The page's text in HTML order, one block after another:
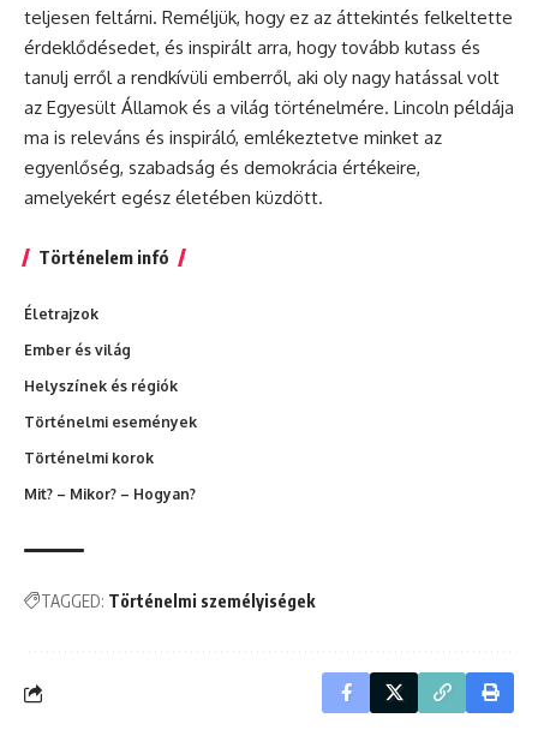
teljesen feltárni. Reméljük, hogy ez az áttekintés felkeltette
érdeklődésedet, és inspirált arra, hogy tovább kutass és
tanulj erről a rendkívüli emberről, aki oly nagy hatással volt
az Egyesült Államok és a világ történelmére. Lincoln példája
ma is releváns és inspiráló, emlékeztetve minket az
egyenlőség, szabadság és demokrácia értékeire,
amelyekért egész életében küzdött.
Történelem infó
Életrajzok
Ember és világ
Helyszínek és régiók
Történelmi események
Történelmi korok
Mit? – Mikor? – Hogyan?
TAGGED: Történelmi személyiségek